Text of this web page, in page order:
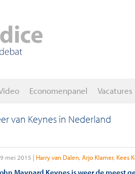
Economenpanel Vacatures
van Keynes in Nederland
mei 2015 Harry van Dalen Arjo Klamer Kees
Maynard Keynes is weer de meest